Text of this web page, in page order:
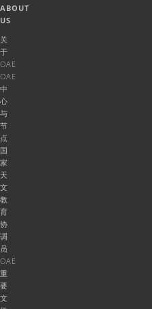
ABOUT
US
关
于
OAE
OAE
中
心
与
节
点
国
家
天
文
教
育
协
调
员
OAE
重
要
文